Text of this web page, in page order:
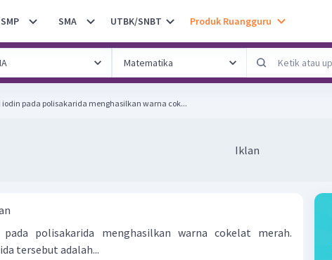
SMP SMA UTBK/SNBT Produk Ruangguru
iodin pada polisakarida menghasilkan warna cok...
Iklan
polisakarida menghasilkan warna cokelat merah.
tersebut adalah...